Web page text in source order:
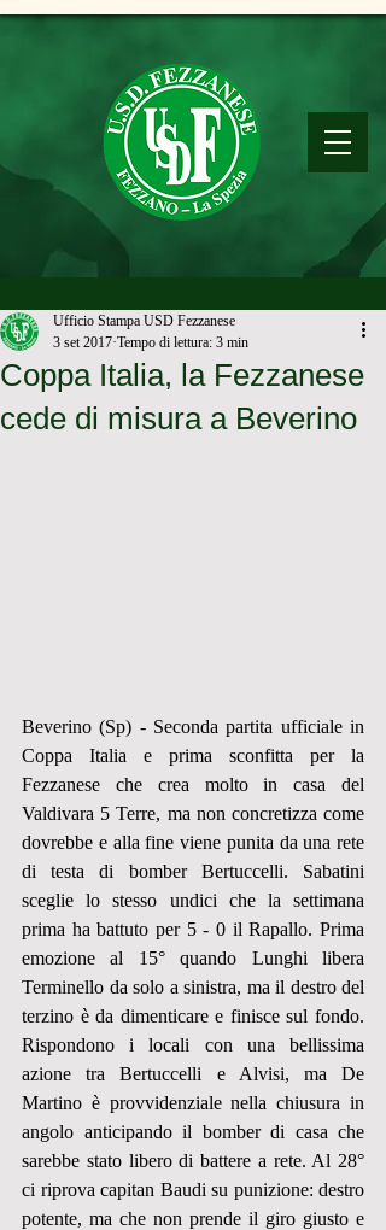
Coppa Italia, la Fezzanese
cede di misura a Beverino
Ufficio Stampa USD Fezzanese
3 set 2017 Tempo di lettura: 3 min
Beverino (Sp) - Seconda partita ufficiale in
Coppa Italia e prima sconfitta per la
Fezzanese che crea molto in casa del
Valdivara 5 Terre, ma non concretizza come
dovrebbe e alla fine viene punita da una rete
di testa di bomber Bertuccelli. Sabatini
sceglie lo stesso undici che la settimana
prima ha battuto per 5 - 0 il Rapallo. Prima
emozione al 15° quando Lunghi libera
Terminello da solo a sinistra, ma il destro del
terzino è da dimenticare e finisce sul fondo.
Rispondono i locali con una bellissima
azione tra Bertuccelli e Alvisi, ma De
Martino è provvidenziale nella chiusura in
angolo anticipando il bomber di casa che
sarebbe stato libero di battere a rete. Al 28°
ci riprova capitan Baudi su punizione: destro
potente, ma che non prende il giro giusto e